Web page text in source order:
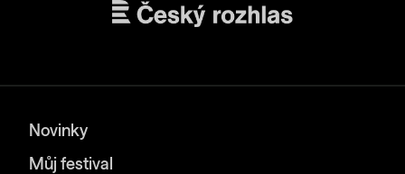
Novinky
Můj festival